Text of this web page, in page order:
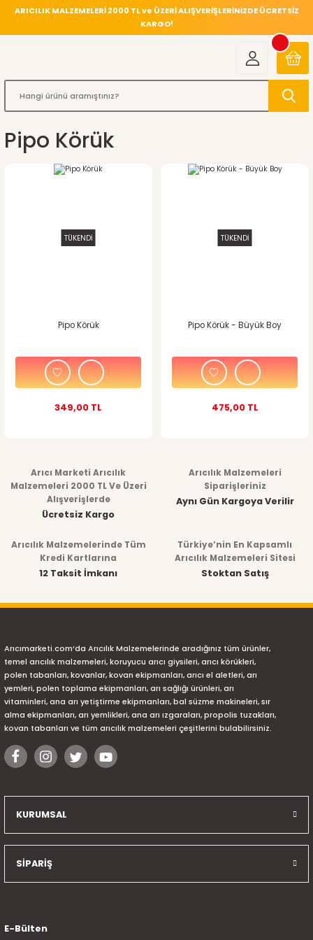
ARICILIK MALZEMELERİ 2000 TL ve ÜZERİ ALIŞVERİŞLERİNİZDE ÜCRETSİZ
KARGO!
Pipo Körük
TÜKENDİ
Pipo Körük
349,00 TL
TÜKENDİ
Pipo Körük - Büyük Boy
475,00 TL
Arıcı Marketi Arıcılık
Malzemeleri 2000 TL Ve Üzeri
Alışverişlerde
Ücretsiz Kargo
Arıcılık Malzemeleri
Siparişleriniz
Aynı Gün Kargoya Verilir
Arıcılık Malzemelerinde Tüm
Kredi Kartlarına
12 Taksit İmkanı
Türkiye’nin En Kapsamlı
Arıcılık Malzemeleri Sitesi
Stoktan Satış
Arıcımarketi.com’da Arıcılık Malzemelerinde aradığınız tüm ürünler,
temel arıcılık malzemeleri, koruyucu arıcı giysileri, arıcı körükleri,
polen tabanları, kovanlar, kovan ekipmanları, arıcı el aletleri, arı
yemleri, polen toplama ekipmanları, arı sağlığı ürünleri, arı
vitaminleri, ana arı yetiştirme ekipmanları, bal süzme makineleri, sır
alma ekipmanları, arı yemlikleri, ana arı ızgaraları, propolis tuzakları,
kovan tabanları ve tüm arıcılık malzemeleri çeşitlerini bulabilirsiniz.
KURUMSAL
SİPARİŞ
E-Bülten